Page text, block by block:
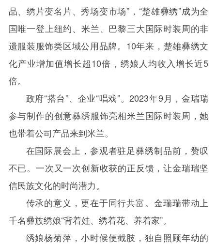
品、绣片变名片、秀场变市场”，“楚雄彝绣”成为全
国唯一登上纽约、米兰、巴黎三大国际时装周的非
遗服装服饰类区域公用品牌。10年来，楚雄彝绣文
化产业增加值增长超10倍，绣娘人均收入增长近5
倍。
政府“搭台”、企业“唱戏”。2023年9月，金瑞瑞
参与制作的创意彝绣服饰亮相米兰国际时装周，她
也带着公司产品来到米兰。
在国际展会上，参观者驻足彝绣制品前，赞叹
不已。一次又一次创新收获的正反馈，让金瑞瑞坚
信民族文化的时尚潜力。
传承的意义，更在于同行共富。金瑞瑞带动上
千名彝族绣娘“背着娃、绣着花、养着家”。
绣娘杨菊萍，小时候便截肢，独自照顾年幼的